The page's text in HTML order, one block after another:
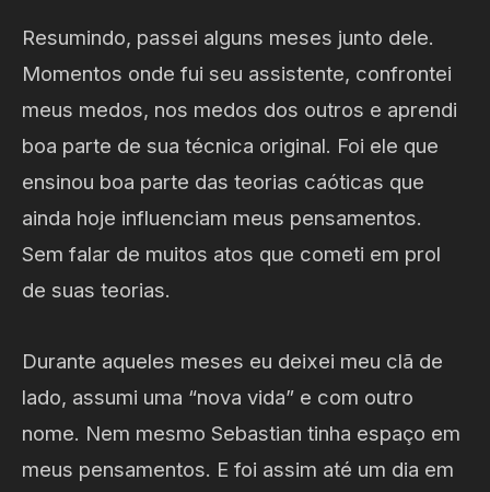
Resumindo, passei alguns meses junto dele.
Momentos onde fui seu assistente, confrontei
meus medos, nos medos dos outros e aprendi
boa parte de sua técnica original. Foi ele que
ensinou boa parte das teorias caóticas que
ainda hoje influenciam meus pensamentos.
Sem falar de muitos atos que cometi em prol
de suas teorias.
Durante aqueles meses eu deixei meu clã de
lado, assumi uma “nova vida” e com outro
nome. Nem mesmo Sebastian tinha espaço em
meus pensamentos. E foi assim até um dia em